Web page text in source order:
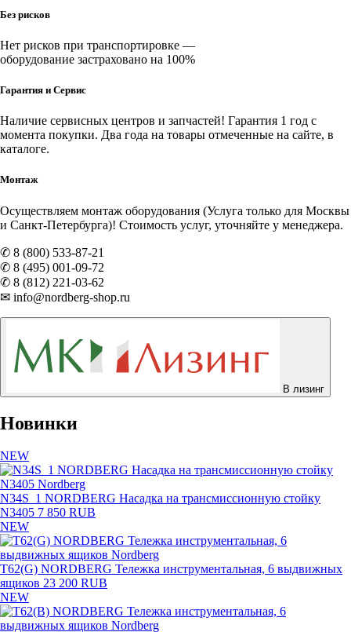
Без рисков
Нет рисков при транспортировке —
оборудование застраховано на 100%
Гарантия и Сервис
Наличие сервисных центров и запчастей! Гарантия 1 год с
момента покупки. Два года на товары отмеченные на сайте, в
каталоге.
Монтаж
Осуществляем монтаж оборудования (Услуга только для Москвы
и Санкт-Петербурга)! Стоимость услуг, уточняйте у менеджера.
✆ 8 (800) 533-87-21
✆ 8 (495) 001-09-72
✆ 8 (812) 221-03-62
✉ info@nordberg-shop.ru
В лизинг
Новинки
NEW
N34S_1 NORDBERG Насадка на трансмиссионную стойку
N3405 7 850 RUB
NEW
T62(G) NORDBERG Тележка инструментальная, 6 выдвижных
ящиков 23 200 RUB
NEW